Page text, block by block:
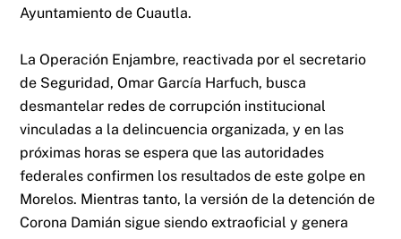
Ayuntamiento de Cuautla.
La Operación Enjambre, reactivada por el secretario
de Seguridad, Omar García Harfuch, busca
desmantelar redes de corrupción institucional
vinculadas a la delincuencia organizada, y en las
próximas horas se espera que las autoridades
federales confirmen los resultados de este golpe en
Morelos. Mientras tanto, la versión de la detención de
Corona Damián sigue siendo extraoficial y genera